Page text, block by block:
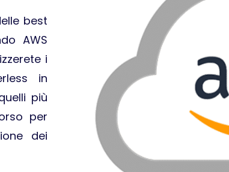
best
AWS
i
in
più
per
dei